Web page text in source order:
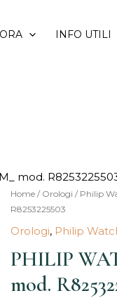
INFO UTILI
mod.
Home/ Orologi / Philip
R8253225503
Orologi, Philip
PHILIP
mod.
Il
era:
PHILIP
WATCH
_Collezione
MUSEUM_
R8253225503